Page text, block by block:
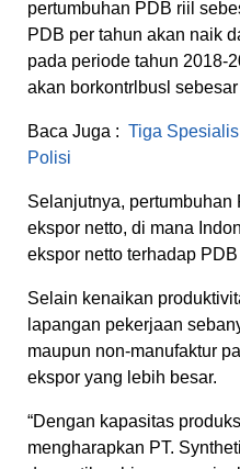
pertumbuhan PDB riil
PDB per tahun akan naik
pada periode tahun 2018-
akan borkontrlbusl
Baca Juga : Tiga
Polisi
Selanjutnya,
ekspor netto, di mana
ekspor netto terhadap
Selain kenaikan
lapangan pekerjaan
maupun non-manufaktur
ekspor yang lebih besar.
“Dengan kapasitas
mengharapkan PT.